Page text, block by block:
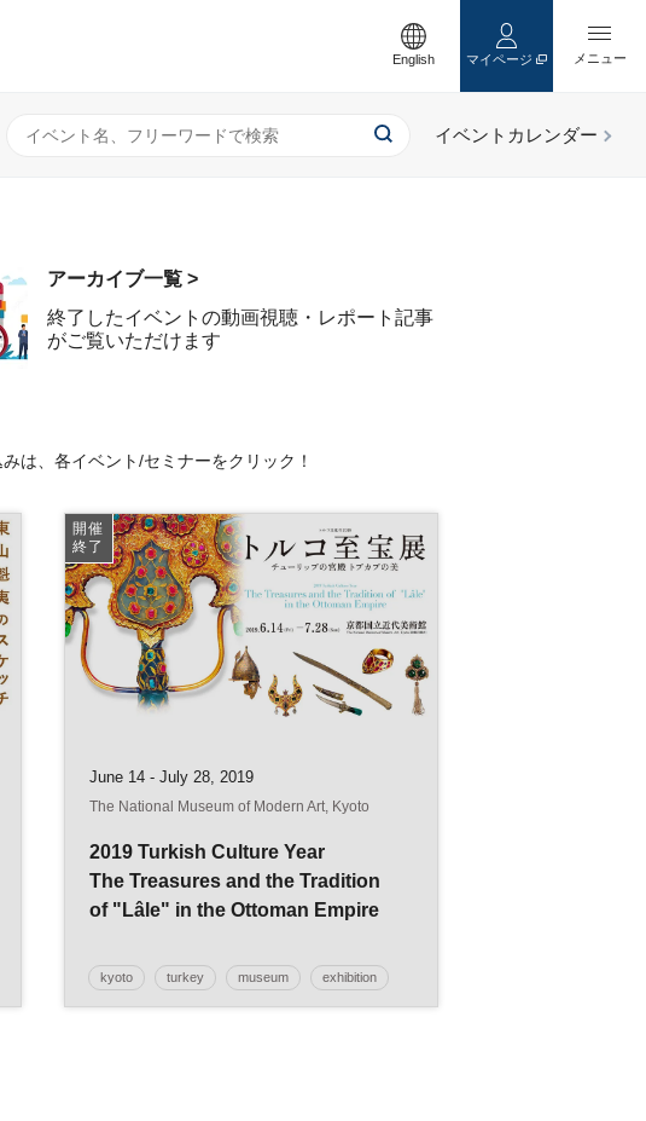
English マイページ
アーカイブ一覧 >
終了したイベントの動画視聴・レポート記事
がご覧いただけます
は、各イベント/セミナーをクリック！
開催
終了
June 14 - July 28, 2019
The National Museum of Modern Art, Kyoto
2019 Turkish Culture Year
The Treasures and the Tradition
of "Lâle" in the Ottoman Empire
kyoto turkey museum exhibition